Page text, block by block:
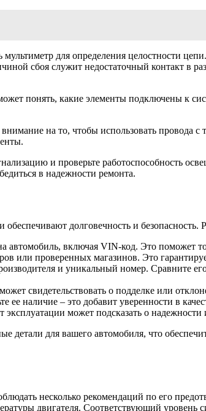
для определения целостности
сбоя служит недостаточный контакт в
понять, какие элементы подключены к
на то, чтобы использовать провода с
и проверьте работоспособность
в надежности ремонта.
долговечность и
автомобиль, включая VIN-код. Это поможет
или проверенных магазинов. Это
и уникальный номер. Сравните
свидетельствовать о подделке или
наличие – это добавит уверенности в
может подсказать о
для вашего автомобиля, что
несколько рекомендаций по его
двигателя. Соответствующий уровень